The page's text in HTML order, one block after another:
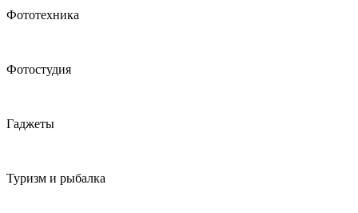
Фототехника
Фотостудия
Гаджеты
Туризм и рыбалка